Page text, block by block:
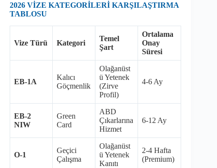
2026 VİZE KATEGORİLERİ KARŞILAŞTIRMA
TABLOSU
Vize Türü Kategori
Temel
Şart
Ortalama
Onay
Süresi
EB-1A
Kalıcı
Göçmenlik
Olağanüst
ü Yetenek
(Zirve
Profil)
4-6 Ay
EB-2
NIW
Green
Card
ABD
Çıkarlarına
Hizmet
6-12 Ay
O-1
Geçici
Çalışma
Olağanüst
ü Yetenek
Kanıtı
2-4 Hafta
(Premium)